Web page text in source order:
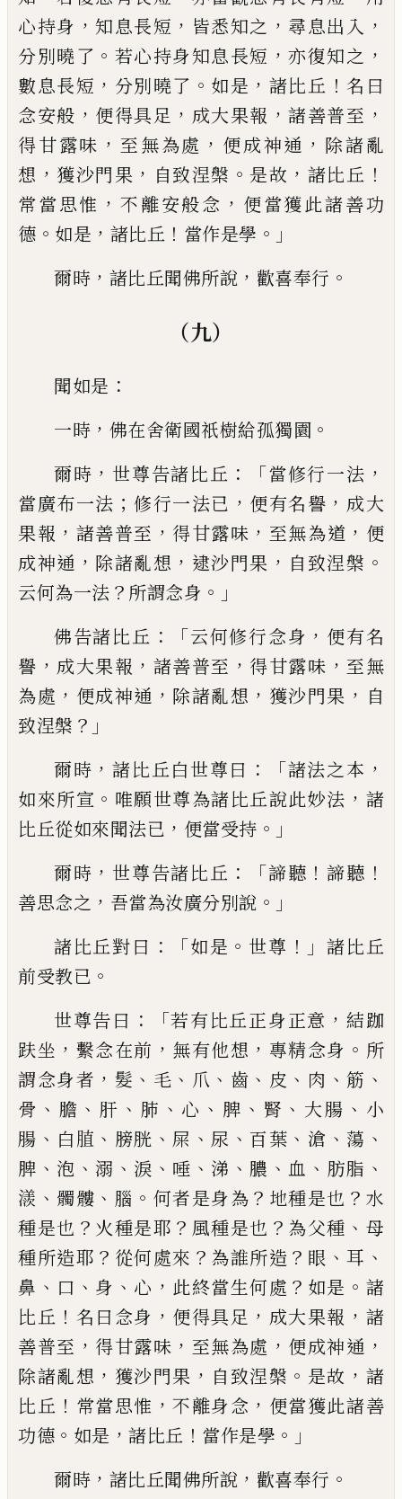
心持身 ，知息長短 ， 皆悉知之 ， 尋息出入 ，
分別曉了 。 若心持身知息長短 ，亦復知之 ，
數息長短 ， 分別曉了 。 如是 ， 諸比丘 ！名曰
念安般 ， 便得具足 ， 成大果報 ，諸善普至 ，
得甘露味 ， 至無為處 ， 便成神通 ， 除諸亂
想 ， 獲沙門果 ， 自致涅槃 。 是故 ， 諸比丘 ！
常當思惟 ， 不離安般念 ， 便當獲此諸善功
德 。 如是 ， 諸比丘 ！ 當作是學 。」
爾時 ， 諸比丘聞佛所說 ， 歡喜奉行 。
（九）
聞如是 ：
一時 ， 佛在舍衛國祇樹給孤獨園 。
爾時 ， 世尊告諸比丘 ：「當修行一法 ，
當廣布一法 ； 修行一法已 ， 便有名譽 ， 成大
果報 ， 諸善普至 ， 得甘露味 ， 至無為道 ， 便
成神通 ， 除諸亂想 ， 逮沙門果 ， 自致涅槃 。
云何為一法 ？ 所謂念身 。」
佛告諸比丘 ：「云何修行念身 ， 便有名
譽 ， 成大果報 ， 諸善普至 ， 得甘露味 ， 至無
為處 ， 便成神通 ， 除諸亂想 ， 獲沙門果 ， 自
致涅槃 ？」
爾時 ，諸比丘白世尊曰 ：「諸法之本 ，
如來所宣 。 唯願世尊為諸比丘說此妙法 ， 諸
比丘從如來聞法已 ， 便當受持 。」
爾時 ， 世尊告諸比丘 ：「諦聽 ！諦聽 ！
善思念之 ， 吾當為汝廣分別說 。」
諸比丘對曰 ：「如是 。 世尊 ！」諸比丘
前受教已 。
世尊告曰 ：「若有比丘正身正意 ， 結跏
趺坐 ， 繫念在前 ， 無有他想 ， 專精念身 。 所
謂念身者 ， 髮 、 毛 、 爪 、 齒 、 皮 、 肉 、筋 、
骨 、 膽 、 肝 、 肺 、 心 、 脾 、 腎 、 大腸 、 小
腸 、 白䐈 、 膀胱 、 屎 、 尿 、 百葉 、 滄 、 蕩 、
脾 、 泡 、 溺 、 淚 、 唾 、涕 、 膿 、血 、 肪脂 、
㵪 、 髑髏 、 腦 。 何者是身為 ？ 地種是也 ？ 水
種是也 ？ 火種是耶 ？ 風種是也 ？ 為父種 、 母
種所造耶 ？ 從何處來 ？ 為誰所造 ？ 眼 、耳 、
鼻 、 口 、 身 、 心 ， 此終當生何處 ？ 如是 。 諸
比丘 ！ 名曰念身 ， 便得具足 ， 成大果報 ， 諸
善普至 ， 得甘露味 ， 至無為處 ， 便成神通 ，
除諸亂想 ， 獲沙門果 ， 自致涅槃 。 是故 ， 諸
比丘 ！ 常當思惟 ，不離身念 ， 便當獲此諸善
功德 。 如是 ， 諸比丘 ！ 當作是學 。」
爾時 ， 諸比丘聞佛所說 ， 歡喜奉行 。